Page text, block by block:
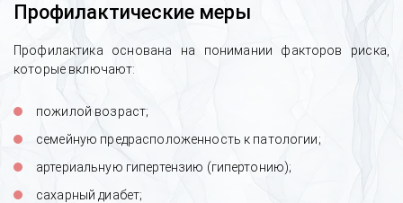
Профилактические меры
Профилактика основана на понимании факторов риска,
которые включают:
пожилой возраст;
семейную предрасположенность к патологии;
артериальную гипертензию (гипертонию);
сахарный диабет;